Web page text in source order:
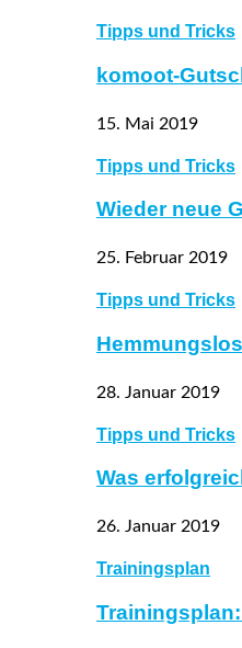
Tipps und Tricks
komoot-
15. Mai 2019
Tipps und Tricks
Wieder neue
25. Februar 2019
Tipps und Tricks
28. Januar 2019
Tipps und Tricks
Was
26. Januar 2019
Trainingsplan